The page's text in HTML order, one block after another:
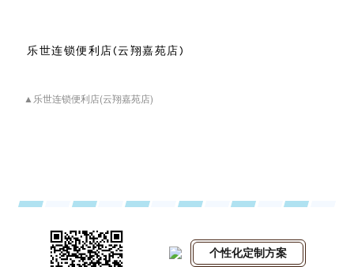
乐世连锁便利店(云翔嘉苑店)
▲乐世连锁便利店(云翔嘉苑店)
个性化定制方案